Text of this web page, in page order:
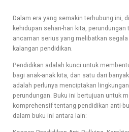
Dalam era yang semakin terhubung ini,
kehidupan sehari-hari kita,
ancaman serius yang melibatkan
kalangan pendidikan.
Pendidikan adalah kunci untuk
bagi anak-anak kita, dan satu dari
adalah perlunya menciptakan
perundungan. Buku ini bertujuan untuk
komprehensif tentang pendidikan anti-
dalam buku ini antara lain: